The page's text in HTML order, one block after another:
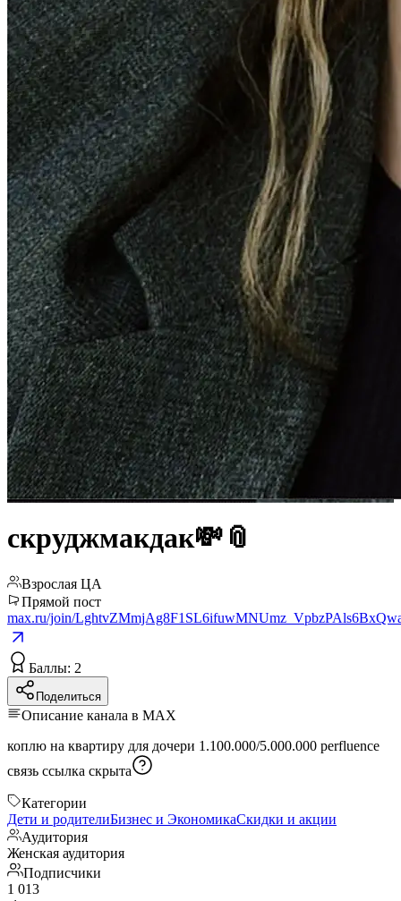
скруджмакдак💸📎
Взрослая ЦА
Прямой пост
max.ru/join/
Баллы: 2
Поделиться
Описание канала в MAX
коплю на квартиру для дочери 1.100.000/5.000.000 perfluence
связь ссылка скрыта
Категории
Дети и родителиБизнес и ЭкономикаСкидки и акции
Аудитория
Женская аудитория
Подписчики
1 013